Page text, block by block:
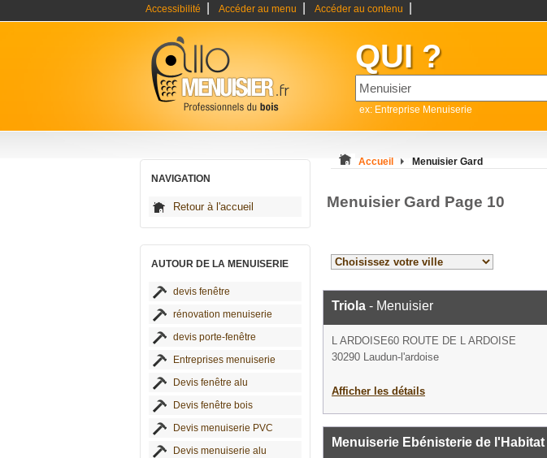
Accessibilité Accéder au menu Accéder au contenu
QUI ?
ex: Entreprise Menuiserie
NAVIGATION
Retour à l'accueil
AUTOUR DE LA MENUISERIE
devis fenêtre
rénovation menuiserie
devis porte-fenêtre
Entreprises menuiserie
Devis fenêtre alu
Devis fenêtre bois
Devis menuiserie PVC
Devis menuiserie alu
Accueil Menuisier Gard
Menuisier Gard Page 10
Triola - Menuisier
L ARDOISE60 ROUTE DE L ARDOISE
30290 Laudun-l'ardoise
Afficher les détails
Menuiserie Ebénisterie de l'Habitat